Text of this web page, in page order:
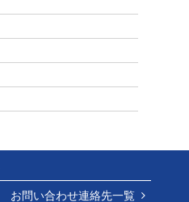
お問い合わせ連絡先一覧